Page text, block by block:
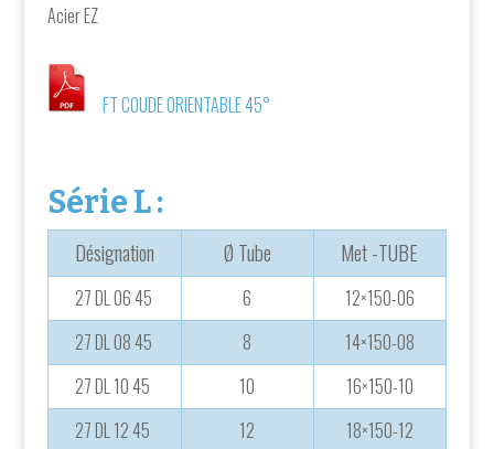
Acier EZ
FT COUDE ORIENTABLE 45°
Série L :
Désignation Ø Tube Met -TUBE
27 DL 06 45 6
12×150-06
27 DL 08 45
8
14×150-08
27 DL 10 45
10
16×150-10
27 DL 12 45
12
18×150-12